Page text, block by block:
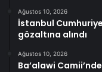
Ağustos 10, 2026
İstanbul
gözaltına alındı
Ağustos 10, 2026
Ba’alawi